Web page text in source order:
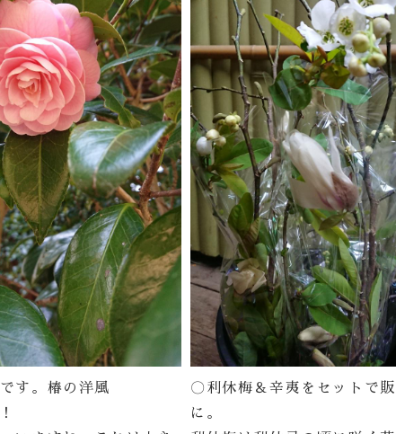
す。椿の洋風
〇利休梅＆辛夷をセットで
に。